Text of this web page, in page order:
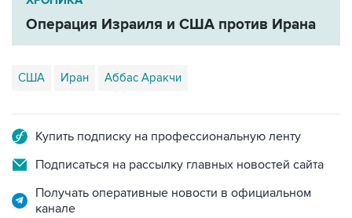
Операция Израиля и США против Ирана
США Иран Аббас Аракчи
Купить подписку на профессиональную ленту
Подписаться на рассылку главных новостей сайта
Получать оперативные новости в официальном
канале